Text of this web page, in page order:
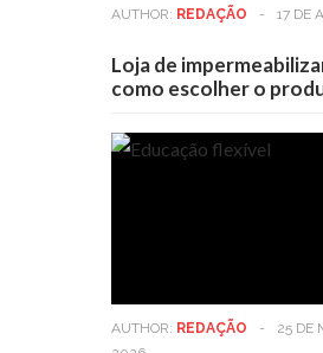
AUTHOR: REDAÇÃO - 17 DE
Loja de
como escolher o
AUTHOR: REDAÇÃO -
25 DE